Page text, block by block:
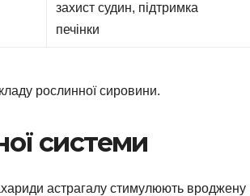
захист судин, підтримка
печінки
рослинної сировини.
системи
астрагалу стимулюють вроджену